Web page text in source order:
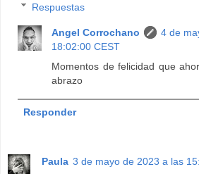
Respuestas
Angel Corrochano
4 de
18:02:00 CEST
Momentos de felicidad que
abrazo
Responder
Paula 3 de mayo de 2023 a las